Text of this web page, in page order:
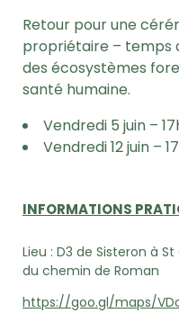
Retour pour une
propriétaire – temps
des écosystèmes
santé humaine.
Vendredi 5 juin –
Vendredi 12 juin –
INFORMATIONS
Lieu : D3 de Sisteron à
du chemin de Roman
https://goo.gl/maps/